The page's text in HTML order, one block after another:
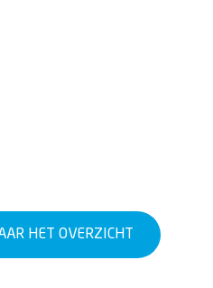
HET OVERZICHT